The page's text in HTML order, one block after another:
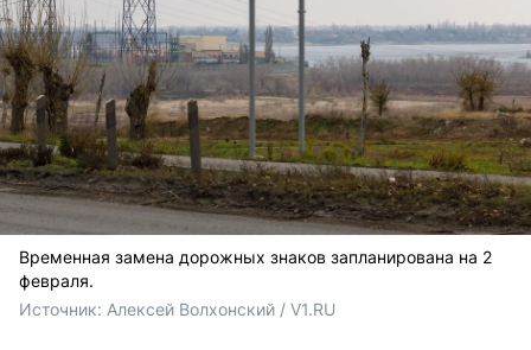
Временная замена дорожных знаков запланирована на 2
февраля.
Источник: Алексей Волхонский / V1.RU